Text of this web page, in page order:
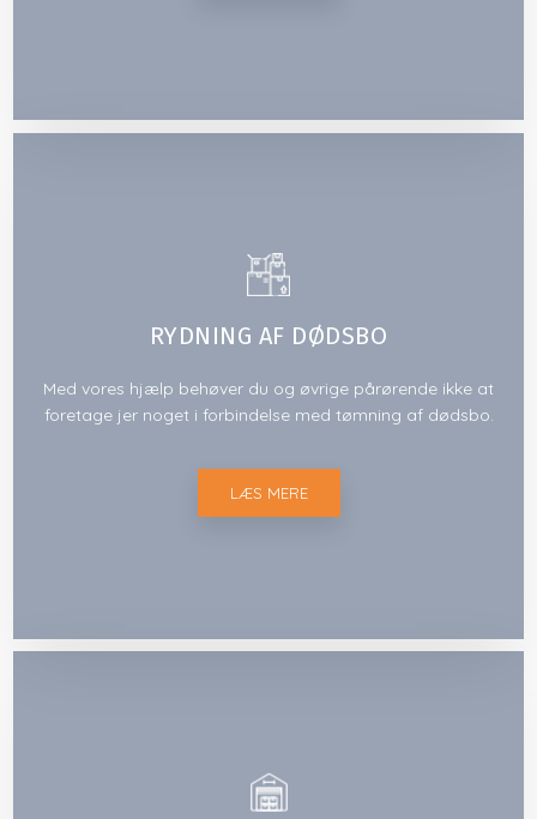
RYDNING AF DØDSBO
Med vores hjælp behøver du og øvrige pårørende ikke at
foretage jer noget i forbindelse med tømning af dødsbo.
LÆS MERE​